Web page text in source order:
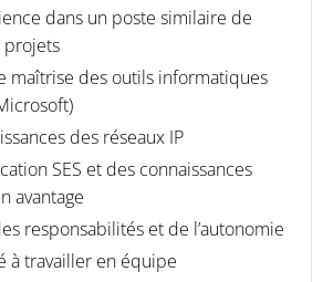
dans un poste similaire de
projets
maîtrise des outils informatiques
des réseaux IP
SES et des connaissances
avantage
responsabilités et de l’autonomie
à travailler en équipe